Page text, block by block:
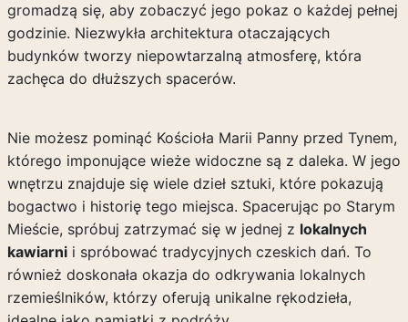
gromadzą się, aby zobaczyć jego pokaz o każdej pełnej
godzinie. Niezwykła architektura otaczających
budynków tworzy niepowtarzalną atmosferę, która
zachęca do dłuższych spacerów.
Nie możesz pominąć Kościoła Marii Panny przed Tynem,
którego imponujące wieże widoczne są z daleka. W jego
wnętrzu znajduje się wiele dzieł sztuki, które pokazują
bogactwo i historię tego miejsca. Spacerując po Starym
Mieście, spróbuj zatrzymać się w jednej z lokalnych
kawiarnii spróbować tradycyjnych czeskich dań. To
również doskonała okazja do odkrywania lokalnych
rzemieślników, którzy oferują unikalne rękodzieła,